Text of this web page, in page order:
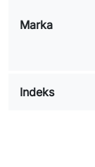
Marka
Indeks